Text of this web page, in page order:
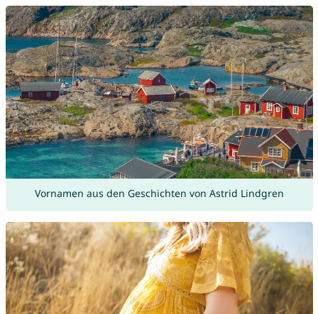
Vornamen aus den Geschichten von Astrid Lindgren